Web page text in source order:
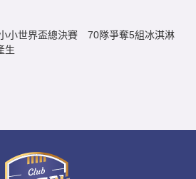
小世界盃總決賽 70隊爭奪5組冰淇淋
生